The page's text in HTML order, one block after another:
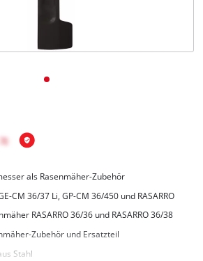
als Rasenmäher-Zubehör
CM 36/37 Li, GP-CM 36/450 und RASARRO
RASARRO 36/36 und RASARRO 36/38
Zubehör und Ersatzteil
Stahl